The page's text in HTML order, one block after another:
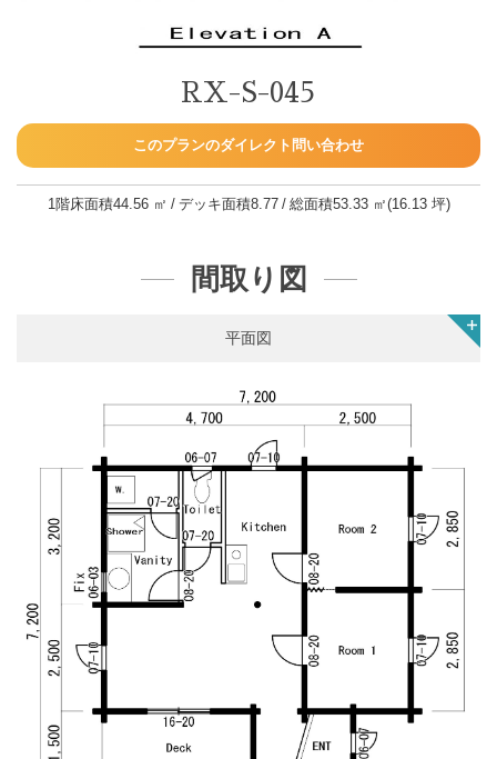
RX-S-045
このプランのダイレクト問い合わせ
1階床面積44.56 ㎡ デッキ面積8.77 総面積53.33 ㎡(16.13 坪)
間取り図
平面図